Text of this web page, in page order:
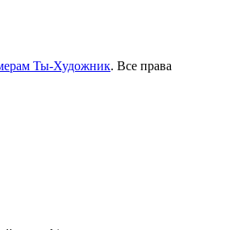
Ты-Художник. Все права